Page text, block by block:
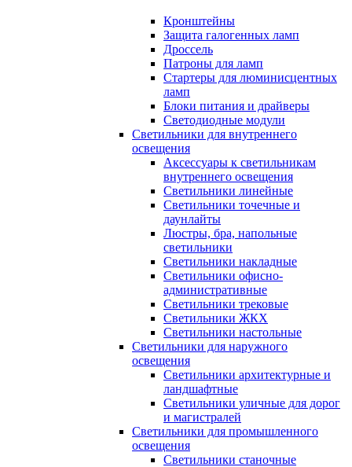
Кронштейны
Защита галогенных ламп
Дроссель
Патроны для ламп
Стартеры для люминисцентных
ламп
Блоки питания и драйверы
Светодиодные модули
Светильники для внутреннего
освещения
Аксессуары к светильникам
внутреннего освещения
Светильники линейные
Светильники точечные и
даунлайты
Люстры, бра, напольные
светильники
Светильники накладные
Светильники офисно-
административные
Светильники трековые
Светильники ЖКХ
Светильники настольные
Светильники для наружного
освещения
Светильники архитектурные и
ландшафтные
Светильники уличные для дорог
и магистралей
Светильники для промышленного
освещения
Светильники станочные